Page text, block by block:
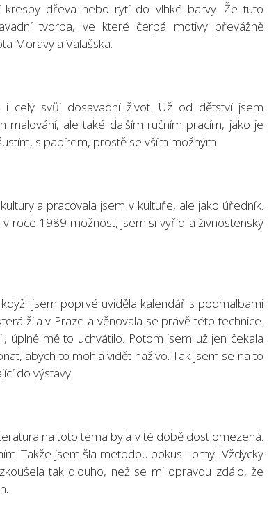
kresby dřeva nebo rytí do vlhké barvy. Že tuto
tvorba, ve které čerpá motivy převážně
Moravy a Valašska.
celý svůj dosavadní život. Už od dětství jsem
malování, ale také dalším ručním pracím, jako je
s papírem, prostě se vším možným.
a pracovala jsem v kultuře, ale jako úředník.
roce 1989 možnost, jsem si vyřídila živnostenský
jsem poprvé uviděla kalendář s podmalbami
žila v Praze a věnovala se právě této technice.
úplně mě to uchvátilo. Potom jsem už jen čekala
abych to mohla vidět naživo. Tak jsem se na to
do výstavy!
na toto téma byla v té době dost omezená.
Takže jsem šla metodou pokus - omyl. Vždycky
tak dlouho, než se mi opravdu zdálo, že